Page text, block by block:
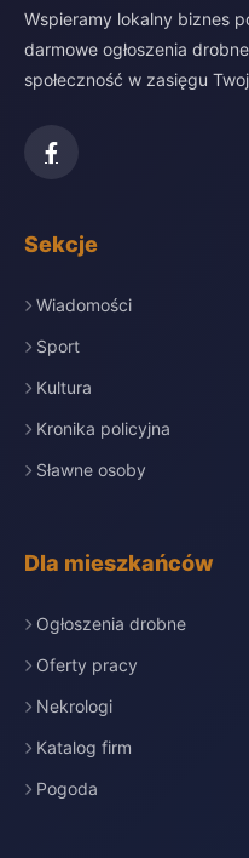
Wspieramy lokalny biznes
darmowe ogłoszenia
społeczność w zasięgu
Sekcje
Wiadomości
Sport
Kultura
Kronika policyjna
Sławne osoby
Dla mieszkańców
Ogłoszenia drobne
Oferty pracy
Nekrologi
Katalog firm
Pogoda